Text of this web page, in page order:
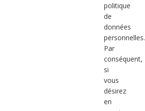
politique
de
données
personnelles.
Par
conséquent,
si
vous
désirez
en